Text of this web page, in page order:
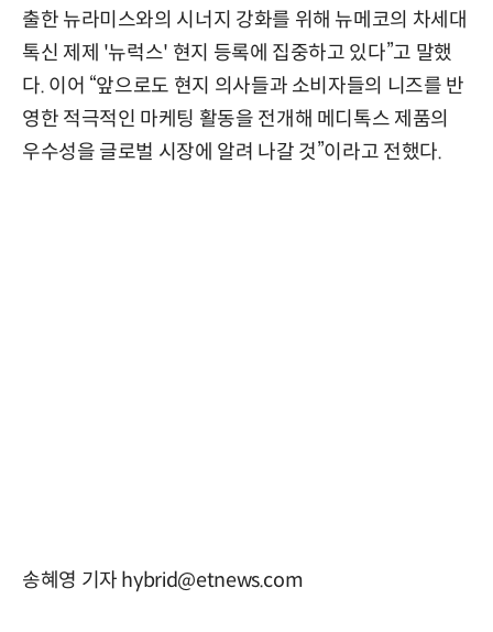
출한 뉴라미스와의 시너지 강화를 위해 뉴메코의 차세대
톡신 제제 '뉴럭스' 현지 등록에 집중하고 있다”고 말했
다. 이어 “앞으로도 현지 의사들과 소비자들의 니즈를 반
영한 적극적인 마케팅 활동을 전개해 메디톡스 제품의
우수성을 글로벌 시장에 알려 나갈 것”이라고 전했다.
송혜영 기자 hybrid@etnews.com